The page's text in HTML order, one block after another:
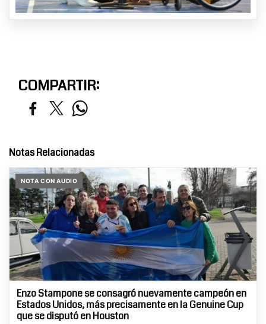
COMPARTIR:
Notas Relacionadas
NOTA CON AUDIO
Enzo Stampone se consagró nuevamente campeón en
Estados Unidos, más precisamente en la Genuine Cup
que se disputó en Houston